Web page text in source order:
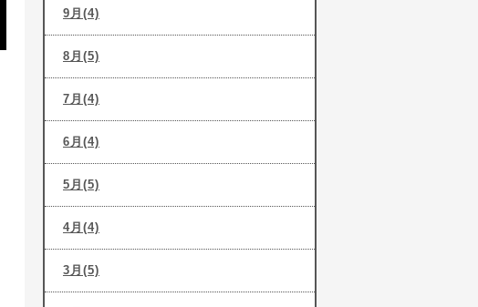
9月(4)
8月(5)
7月(4)
6月(4)
5月(5)
4月(4)
3月(5)